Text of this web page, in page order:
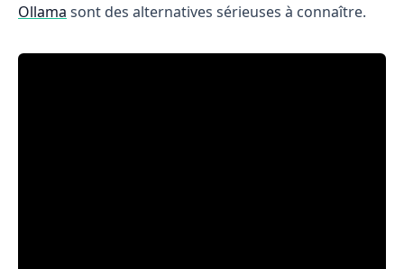
Ollama sont des alternatives sérieuses à connaître.